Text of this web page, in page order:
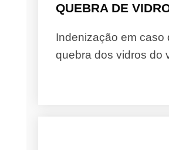
QUEBRA DE
Indenização em caso
quebra dos vidros do